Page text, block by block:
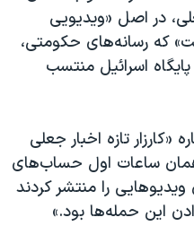
در اصل «ویدیویی
که رسانه‌های حکومتی،
اسرائیل منتسب
«کارزار تازه اخبار جعلی
ساعات اول حساب‌های
را منتشر کردند
این حمله‌ها بود.»